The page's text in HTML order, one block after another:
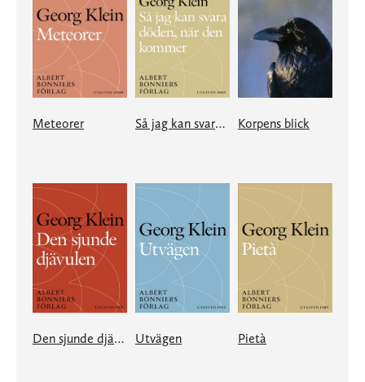
Meteorer Så jag kan svara döden, när den kommer Korpens blick
Den sjunde djävulen Utvägen Pietà